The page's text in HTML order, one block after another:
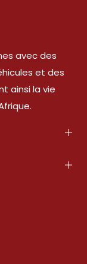
avec des
et des
ainsi la vie